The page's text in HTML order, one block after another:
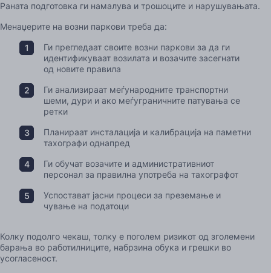
Раната подготовка ги намалува и трошоците и нарушувањата.
Менаџерите на возни паркови треба да:
Ги прегледаат своите возни паркови за да ги
идентификуваат возилата и возачите засегнати
од новите правила
Ги анализираат меѓународните транспортни
шеми, дури и ако меѓуграничните патувања се
ретки
Планираат инсталација и калибрација на паметни
тахографи однапред
Ги обучат возачите и административниот
персонал за правилна употреба на тахографот
Успостават јасни процеси за преземање и
чување на податоци
Колку подолго чекаш, толку е поголем ризикот од зголемени
барања во работилниците, набрзина обука и грешки во
усогласеност.